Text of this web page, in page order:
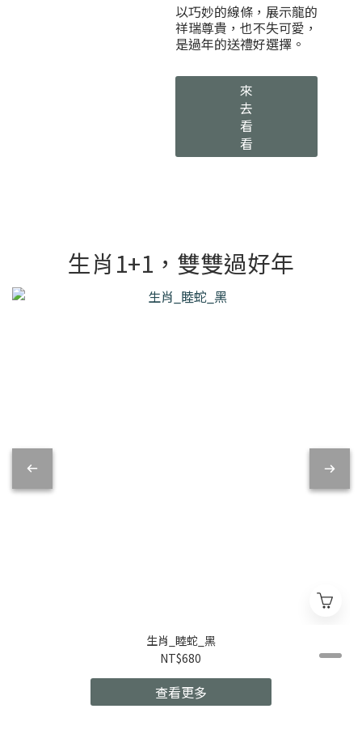
以巧妙的線條，展示龍的
祥瑞尊貴，也不失可愛，
是過年的送禮好選擇。
來
去
看
看
生肖1+1，雙雙過好年
生肖_睦蛇_黑
NT$680
查看更多